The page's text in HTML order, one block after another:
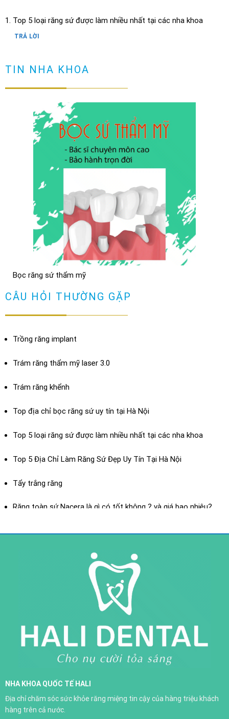
Top 5 loại răng sứ được làm nhiều nhất tại các nha khoa
TRẢ LỜI
Cầu răng sứ là gì? Làm cầu răng sứ có tốt không?
TRẢ LỜI
Làm sao để ngăn ngừa răng hô sau khi niềng?
Niềng răng có đau không? Tìm hiểu quy trình niềng răng
TRẢ LỜI
NHỮNG TRƯỜNG HỢP NÊN DÁN SỨ VENEER ( không phải ai
cũng dán sứ được)
Bọc răng sứ có bị hôi miệng không? Cách chữa
TRẢ LỜI
TIN NHA KHOA
Bọc răng sứ thẩm mỹ
XEM THÊM
Dán sứ Veneer
Trồng răng implant
XEM THÊM
CÂU HỎI THƯỜNG GẶP
Trồng răng implant
Trám răng thẩm mỹ laser 3.0
Trám răng khểnh
Top địa chỉ bọc răng sứ uy tín tại Hà Nội
Top 5 loại răng sứ được làm nhiều nhất tại các nha khoa
Top 5 Địa Chỉ Làm Răng Sứ Đẹp Uy Tín Tại Hà Nội
Tẩy trắng răng
Răng toàn sứ Nacera là gì có tốt không ? và giá bao nhiêu?
Răng sứ toàn sứ H-Saphir
NHA KHOA QUỐC TẾ HALI
Địa chỉ chăm sóc sức khỏe răng miệng tin cậy của hàng triệu khách
hàng trên cả nước.